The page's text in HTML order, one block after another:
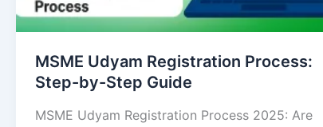
MSME Udyam Registration Process:
Step-by-Step Guide
MSME Udyam Registration Process 2025: Are